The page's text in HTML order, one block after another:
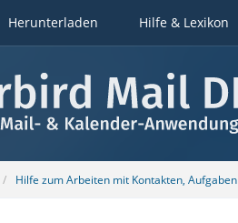
Herunterladen Hilfe & Lexikon
Hilfe zum Arbeiten mit Kontakten,